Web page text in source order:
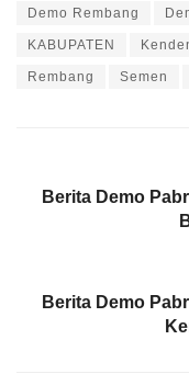
Demo Rembang
KABUPATEN
Rembang Semen
Berita Demo
Berita Demo